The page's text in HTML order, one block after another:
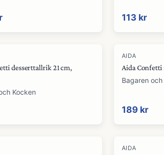
113 kr
desserttallrik 21 cm,
Kocken
AIDA
Aida Confetti
Bagaren och
189 kr
AIDA